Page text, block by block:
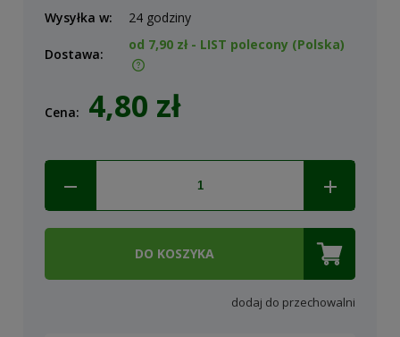
Wysyłka w:
24 godziny
Dostawa:
od 7,90 zł - LIST polecony (Polska)
Cena: 4,80 zł
DO KOSZYKA
dodaj do przechowalni